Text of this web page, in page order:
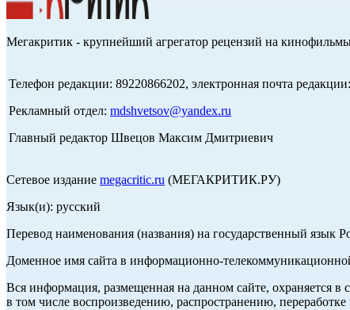
Мегакритик - крупнейший агрегатор рецензий на
Телефон редакции: 89220866202, электронная почта редакции:
Рекламный отдел: mdshvetsov@yandex.ru
Главный редактор Швецов Максим Дмитриевич
Сетевое издание megacritic.ru (МЕГАКРИТИК.РУ)
Язык(и): русский
Перевод наименования (названия) на государственный язык
Доменное имя сайта в информационно-
Вся информация, размещенная на данном сайте, охраняется
в том числе воспроизведению, распространению,